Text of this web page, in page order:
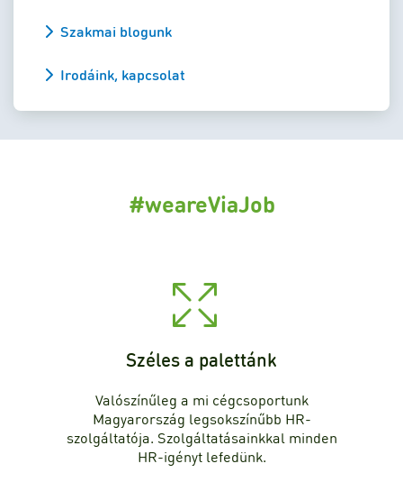
Szakmai blogunk
Irodáink, kapcsolat
#weareViaJob
Széles a palettánk
Valószínűleg a mi cégcsoportunk
Magyarország legsokszínűbb HR-
szolgáltatója. Szolgáltatásainkkal minden
HR-igényt lefedünk.